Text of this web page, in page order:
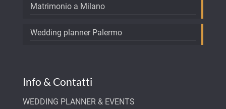
Matrimonio a Milano
Wedding planner Palermo
Info & Contatti
WEDDING PLANNER & EVENTS